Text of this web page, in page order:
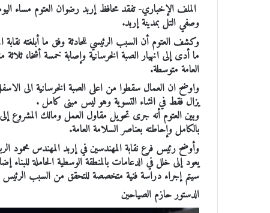
الملف الإخباري- تفقد محافظ إربد رضوان العتوم مساء
وصفي التل بمدينة إربد.
وكشف العتوم أن السبب الرئيسي للحادثة وفق ما أبلغته
ما أدى إلى انهيار الصبة الخرسانية وإصابة خمسة أشخا،
العامة متوسطة.
واوضح ان العمال سقطوا من اعلى الصبة الخرسانية الى
يزال فقط في انشاء التسوية وهو ليس مبنى كامل .
وبين العتوم أنه جرى تحويل مقاول العمل ومالك المشروع إلى
بالكامل وإحاطته بعناصر السلامة العامة.
وأوضح رئيس فرع نقابة المهندسين في إربد المهندس محمود
يعود إلى خلل في الدعامات بالمنطقة الوسطية الحاملة للبناء
سيتم إجراء دراسة فنية متخصصة للتحقق من السبب الرئيس
الدستور حازم الصياحين